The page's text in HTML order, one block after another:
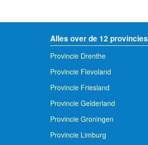
Alles over de 12 provincies
Provincie Drenthe
Provincie Flevoland
Provincie Friesland
Provincie Gelderland
Provincie Groningen
Provincie Limburg